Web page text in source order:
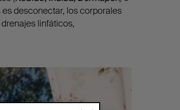
es desconectar, los corporales
linfáticos,